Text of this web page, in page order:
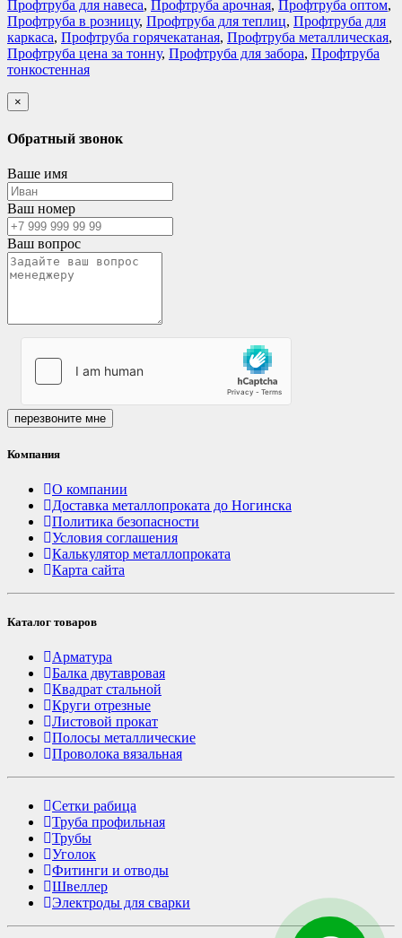
Профтруба для навеса, Профтруба арочная, Профтруба оптом,
Профтруба в розницу, Профтруба для теплиц, Профтруба для
каркаса, Профтруба горячекатаная, Профтруба металлическая,
Профтруба цена за тонну, Профтруба для забора, Профтруба
тонкостенная
×
Обратный звонок
Ваше имя
Ваш номер
Ваш вопрос
перезвоните мне
Компания
О компании
Доставка металлопроката до Ногинска
Политика безопасности
Условия соглашения
Калькулятор металлопроката
Карта сайта
Каталог товаров
Арматура
Балка двутавровая
Квадрат стальной
Круги отрезные
Листовой прокат
Полосы металлические
Проволока вязальная
Сетки рабица
Труба профильная
Трубы
Уголок
Фитинги и отводы
Швеллер
Электроды для сварки